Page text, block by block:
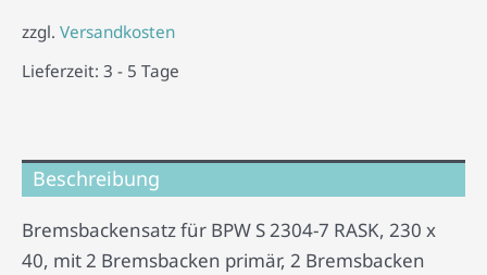
zzgl. Versandkosten
Lieferzeit: 3 - 5 Tage
Beschreibung
Bremsbackensatz für BPW S 2304-7 RASK, 230 x
40, mit 2 Bremsbacken primär, 2 Bremsbacken